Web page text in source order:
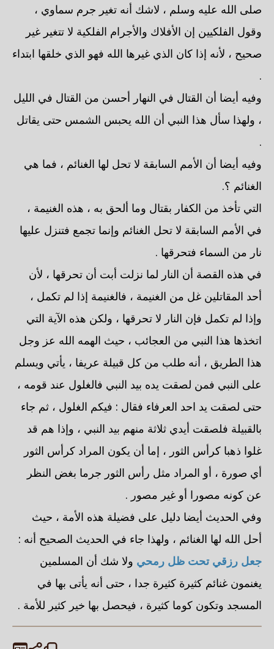
صلى الله عليه وسلم ، لاشك أنه تغير جرم سماوي ،
وقول الفلكيين إن الأفلاك والأجرام الفلكية لا تتغير غير
صحيح ، لأنه إذا كان الذي غيرها الله فهو الذي خلقها ابتداء
.
وفيه أيضا أن القتال في النهار أحسن من القتال في الليل
، ولهذا سأل هذا النبي أن الله يحبس الشمس حتى يقاتل
.
وفيه أيضا أن الأمم السابقة لا تحل لها الغنائم ، فما هي
الغنائم ؟.
التي تأخذ من الكفار بقتال وما ألحق به ، هذه الغنيمة ،
في الأمم السابقة لا تحل الغنائم وإنما تجمع فتنزل عليها
نار من السماء فتحرقها .
في هذه القصة أن النار لما نزلت أبت أن تحرقها ، لأن
أحد المقاتلين غل من الغنيمة ، فالغنيمة إذا لم تكمل ،
وإذا لم تكمل فإن النار لا تحرقها ، ولكن هذه الآية التي
اتخذها هذا النبي من العجائب ، حيث الهمه الله عز وجل
هذا الطريق ، أنه طلب من كل قبيلة عريفا ، يأتي ويسلم
على النبي فمن لصقت يده بيد النبي فالغلول عند قومه ،
حتى لصقت يد احد العرفاء فقال : فيكم الغلول ، ثم جاء
بالقبيلة فلصقت أيدي ثلاثة منهم بيد النبي ، وإذا هم قد
غلوا ذهبا كرأس الثور ، إما أن يكون المراد كرأس الثور
أي صورة ، أو المراد مثل رأس الثور جرما بغض النظر
عن كونه مصورا أو غير مصور .
وفي الحديث أيضا دليل على فضيلة هذه الأمة ، حيث
أحل الله لها الغنائم ، ولهذا جاء في الحديث الصحيح أنه :
جعل رزقي تحت ظل رمحي ولا شك أن المسلمين
يغنمون غنائم كثيرة كثيرة جدا ، حتى أنه يأتى بها في
المسجد وتكون كوما كثيرة ، فيحصل بها خير كثير للأمة .